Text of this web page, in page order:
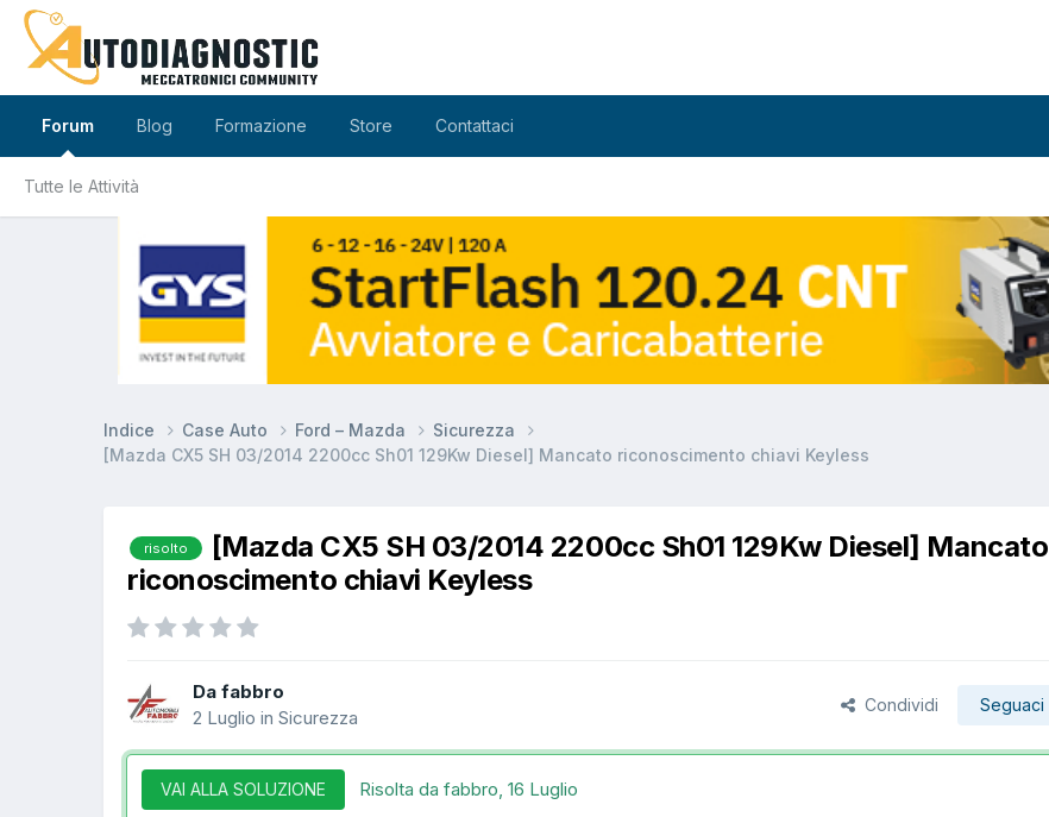
Forum
Tutte le Attività
Blog Formazione Store Contattaci
Indice Case Auto Ford – Mazda
Sicurezza
[Mazda CX5 SH 03/2014 2200cc Sh01 129Kw Diesel] Mancato riconoscimento chiavi Keyless
risolto
[Mazda CX5 SH 03/2014 2200cc Sh01 129Kw Diesel] Mancato
riconoscimento chiavi Keyless
Da fabbro
2 Luglio in Sicurezza
Condividi Seguaci
VAI ALLA SOLUZIONE Risolta da fabbro, 16 Luglio